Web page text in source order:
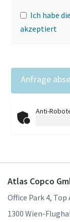
Ich habe
akzeptiert
Anti-
Atlas Copco
Office Park 4, Top
1300 Wien-